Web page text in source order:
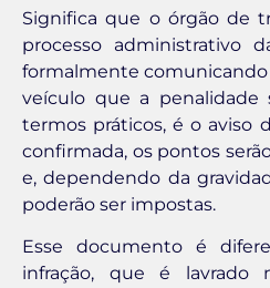
Significa que o órgão de
processo administrativo
formalmente
veículo que a penalidade
termos práticos, é o aviso
confirmada, os pontos
e, dependendo da
poderão ser impostas.
Esse documento é
infração, que é lavrado